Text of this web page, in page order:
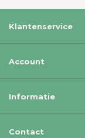
Klantenservice
Account
Informatie
Contact